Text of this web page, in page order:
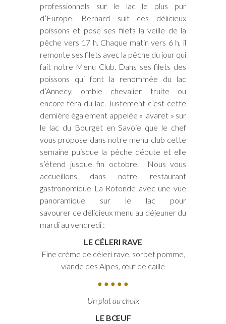
professionnels sur le lac le plus pur
d’Europe. Bernard suit ces délicieux
poissons et pose ses filets la veille de la
pêche vers 17 h. Chaque matin vers 6 h, il
remonte ses filets avec la pêche du jour qui
fait notre Menu Club. Dans ses filets des
poissons qui font la renommée du lac
d’Annecy, omble chevalier, truite ou
encore féra du lac. Justement c’est cette
dernière également appelée « lavaret » sur
le lac du Bourget en Savoie que le chef
vous propose dans notre menu club cette
semaine puisque la pêche débute et elle
s’étend jusque fin octobre. Nous vous
accueillons dans notre restaurant
gastronomique La Rotonde avec une vue
panoramique sur le lac pour
savourer ce délicieux menu au déjeuner du
mardi au vendredi :
LE CÉLERI RAVE
Fine crème de céleri rave, sorbet pomme,
viande des Alpes, œuf de caille
● ● ● ● ●
Un plat au choix
LE BŒUF